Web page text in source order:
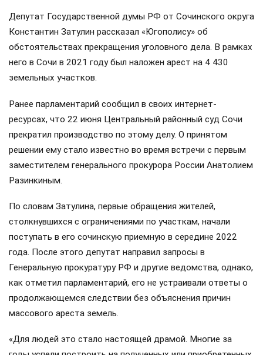
Депутат Государственной думы РФ от Сочинского округа
Константин Затулин рассказал «Югополису» об
обстоятельствах прекращения уголовного дела. В рамках
него в Сочи в 2021 году был наложен арест на 4 430
земельных участков.
Ранее парламентарий сообщил в своих интернет-
ресурсах, что 22 июня Центральный районный суд Сочи
прекратил производство по этому делу. О принятом
решении ему стало известно во время встречи с первым
заместителем генерального прокурора России Анатолием
Разинкиным.
По словам Затулина, первые обращения жителей,
столкнувшихся с ограничениями по участкам, начали
поступать в его сочинскую приемную в середине 2022
года. После этого депутат направил запросы в
Генеральную прокуратуру РФ и другие ведомства, однако,
как отметил парламентарий, его не устраивали ответы о
продолжающемся следствии без объяснения причин
массового ареста земель.
«Для людей это стало настоящей драмой. Многие за